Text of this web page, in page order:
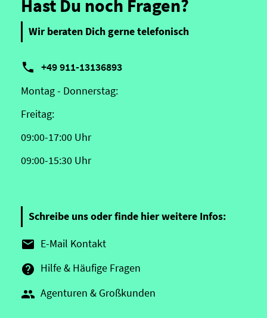
Hast Du noch Fragen?
Wir beraten Dich gerne telefonisch
 +49 911-13136893
Montag - Donnerstag:
Freitag:
09:00-17:00 Uhr
09:00-15:30 Uhr
Schreibe uns oder finde hier weitere Infos:
 E-Mail Kontakt
 Hilfe & Häufige Fragen
 Agenturen & Großkunden